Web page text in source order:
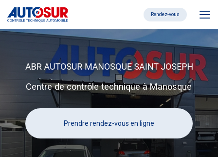
contenu
principal
Rendez-vous
Centre de contrôle technique à Manosque
Prendre rendez-vous en ligne